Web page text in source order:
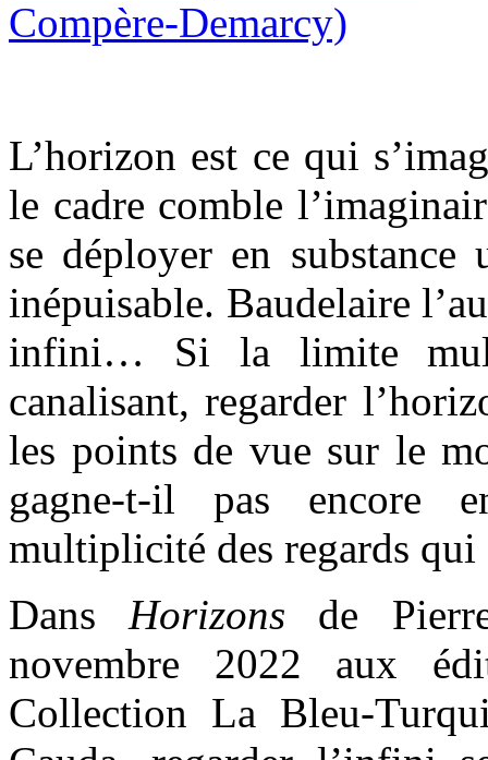
L’horizon est ce qui
le cadre comble
se déployer en substance
inépuisable. Baudelaire
infini… Si la limite
canalisant, regarder
les points de vue sur le
gagne-t-il pas encore
multiplicité des regards qui
DansHorizons de
novembre 2022 aux
Collection La Bleu-